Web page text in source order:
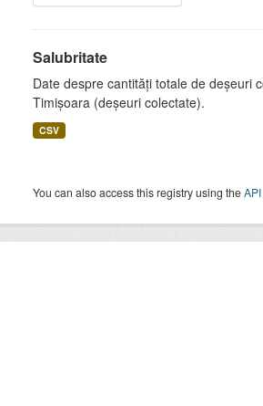
Salubritate
Date despre cantități totale de deșeuri
Timișoara (deșeuri colectate).
CSV
You can also access this registry using theAPI